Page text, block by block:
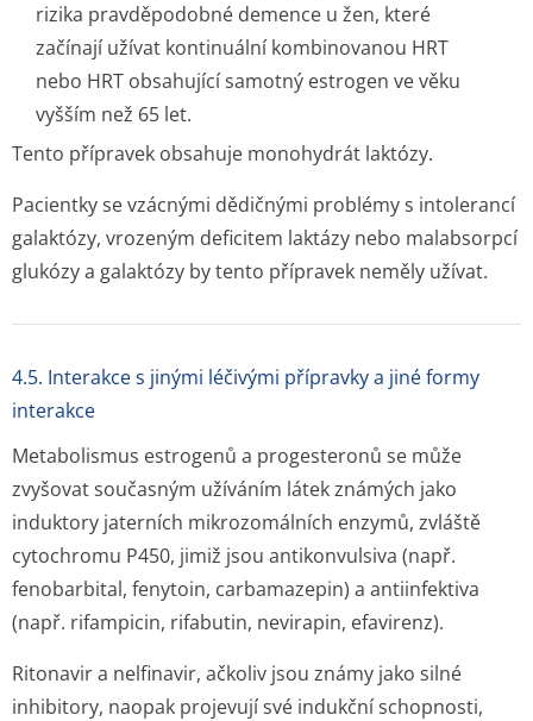
rizika pravděpodobné demence u žen, které
začínají užívat kontinuální kombinovanou HRT
nebo HRT obsahující samotný estrogen ve věku
vyšším než 65 let.
Tento přípravek obsahuje monohydrát laktózy.
Pacientky se vzácnými dědičnými problémy s intolerancí
galaktózy, vrozeným deficitem laktázy nebo malabsorpcí
glukózy a galaktózy by tento přípravek neměly užívat.
4.5. Interakce s jinými léčivými přípravky a jiné formy
interakce
Metabolismus estrogenů a progesteronů se může
zvyšovat současným užíváním látek známých jako
induktory jaterních mikrozomálních enzymů, zvláště
cytochromu P450, jimiž jsou antikonvulsiva (např.
fenobarbital, fenytoin, carbamazepin) a antiinfektiva
(např. rifampicin, rifabutin, nevirapin, efavirenz).
Ritonavir a nelfinavir, ačkoliv jsou známy jako silné
inhibitory, naopak projevují své indukční schopnosti,